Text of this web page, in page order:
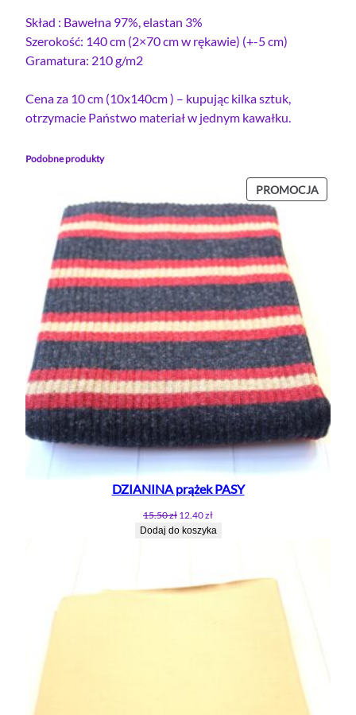
Skład : Bawełna 97%, elastan 3%
Szerokość: 140 cm (2×70 cm w rękawie) (+-5 cm)
Gramatura: 210 g/m2
Cena za 10 cm (10x140cm ) – kupując kilka sztuk,
otrzymacie Państwo materiał w jednym kawałku.
Podobne produkty
PROMOCJA
W
DZIANINA prążek PASY
15.50zł Pierwotna
cena
12.40złAktualna
cena
Dodaj do koszyka